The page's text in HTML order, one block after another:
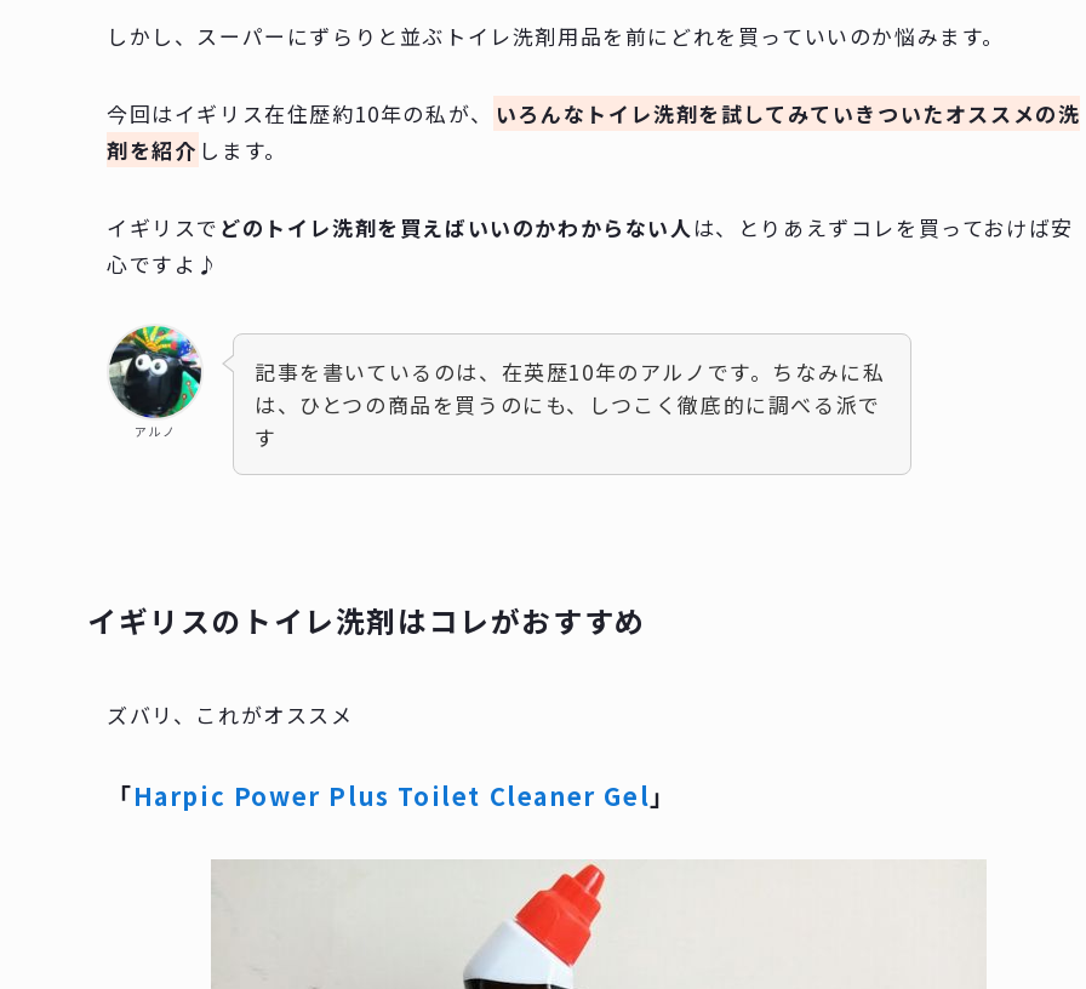
しかし、スーパーにずらりと並ぶトイレ洗剤用品を前にどれを買っていいのか悩みます。
今回はイギリス在住歴約10年の私が、
いろんなトイレ洗剤を試してみていきついたオススメの洗
剤を紹介 します。
イギリスで どのトイレ洗剤を買えばいいのかわからない人 は、とりあえずコレを買っておけば安
心ですよ♪
アルノ
記事を書いているのは、在英歴10年のアルノです。ちなみに私
は、ひとつの商品を買うのにも、しつこく徹底的に調べる派で
す
イギリスのトイレ洗剤はコレがおすすめ
ズバリ、これがオススメ
「Harpic Power Plus Toilet Cleaner Gel」